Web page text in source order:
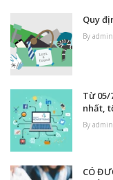
Quy
By
Từ
nhất,
By
CÓ